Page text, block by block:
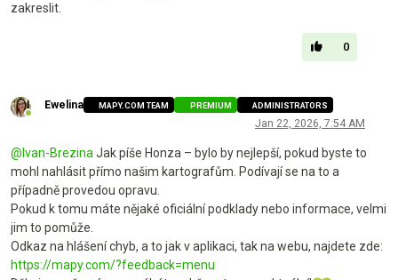
zakreslit.
0
Ewelina MAPY.COM TEAM PREMIUM ADMINISTRATORS
Jan 22, 2026, 7:54 AM
@ Ivan-Brezina Jak píše Honza – bylo by nejlepší, pokud byste to
mohl nahlásit přímo našim kartografům. Podívají se na to a
případně provedou opravu.
Pokud k tomu máte nějaké oficiální podklady nebo informace, velmi
jim to pomůže.
Odkaz na hlášení chyb, a to jak v aplikaci, tak na webu, najdete zde:
https://mapy.com/?feedback=menu